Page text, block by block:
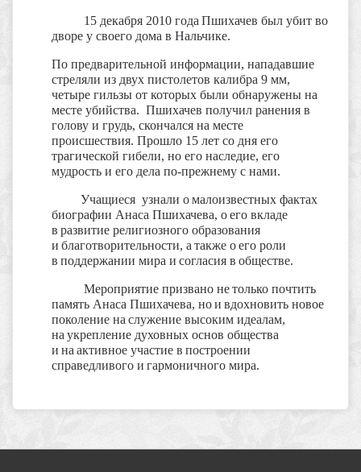
15 декабря 2010 года Пшихачев был убит во
дворе у своего дома в Нальчике.
По предварительной информации, нападавшие
стреляли из двух пистолетов калибра 9 мм,
четыре гильзы от которых были обнаружены на
месте убийства. Пшихачев получил ранения в
голову и грудь, скончался на месте
происшествия. Прошло 15 лет со дня его
трагической гибели, но его наследие, его
мудрость и его дела по-прежнему с нами.
Учащиеся узнали омалоизвестных фактах
биографии Анаса Пшихачева, оего вкладе
в развитие религиозного образования
и благотворительности, а также оего роли
в поддержании мира и согласия в обществе.
Мероприятие призвано нетолько почтить
память Анаса Пшихачева, нои вдохновить новое
поколение на служение высоким идеалам,
на укрепление духовных основ общества
и на активное участие в построении
справедливого и гармоничного мира.